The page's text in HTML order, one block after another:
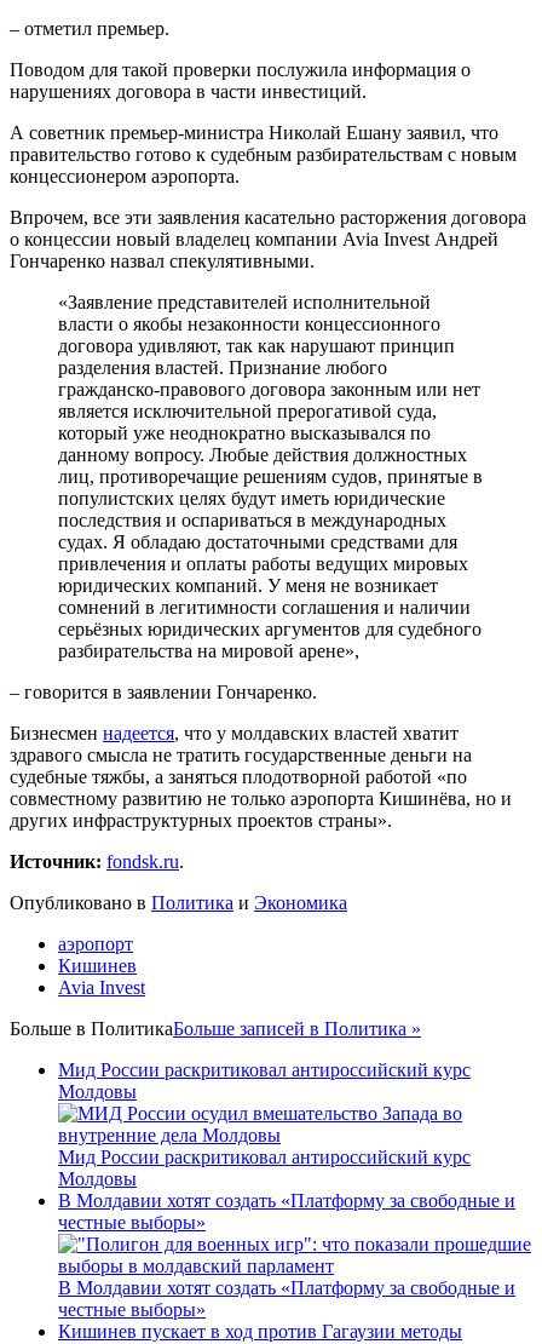
– отметил премьер.
Поводом для такой проверки послужила информация о
нарушениях договора в части инвестиций.
А советник премьер-министра Николай Ешану заявил, что
правительство готово к судебным разбирательствам с новым
концессионером аэропорта.
Впрочем, все эти заявления касательно расторжения договора
о концессии новый владелец компании Avia Invest Андрей
Гончаренко назвал спекулятивными.
«Заявление представителей исполнительной
власти о якобы незаконности концессионного
договора удивляют, так как нарушают принцип
разделения властей. Признание любого
гражданско-правового договора законным или нет
является исключительной прерогативой суда,
который уже неоднократно высказывался по
данному вопросу. Любые действия должностных
лиц, противоречащие решениям судов, принятые в
популистских целях будут иметь юридические
последствия и оспариваться в международных
судах. Я обладаю достаточными средствами для
привлечения и оплаты работы ведущих мировых
юридических компаний. У меня не возникает
сомнений в легитимности соглашения и наличии
серьёзных юридических аргументов для судебного
разбирательства на мировой арене»,
– говорится в заявлении Гончаренко.
Бизнесмен надеется, что у молдавских властей хватит
здравого смысла не тратить государственные деньги на
судебные тяжбы, а заняться плодотворной работой «по
совместному развитию не только аэропорта Кишинёва, но и
других инфраструктурных проектов страны».
Источник: fondsk.ru.
Опубликовано в Политика и Экономика
аэропорт
Кишинев
Avia Invest
Больше в ПолитикаБольше записей в Политика »
Мид России раскритиковал антироссийский курс
Молдовы
Мид России раскритиковал антироссийский курс
Молдовы
В Молдавии хотят создать «Платформу за свободные и
честные выборы»
В Молдавии хотят создать «Платформу за свободные и
честные выборы»
Кишинев пускает в ход против Гагаузии методы